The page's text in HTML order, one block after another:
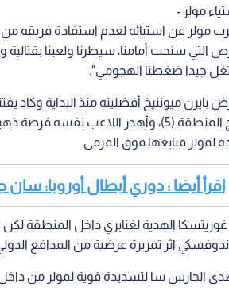
مولر -
مولر عن استيائه لعدم استفادة فريقه
التي سنحت أمامنا، سيطرنا ولعبنا بقتالية
جيدا ضغطنا الهجومي".
بايرن ميوننيخ أفضليته منذ البداية وكاد
لمولر فتابعها فوق المرمى.
اقرأ أيضا : دوري أبطال أوروبا: سان
اثر تمريرة عرضية من المدافع